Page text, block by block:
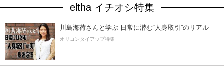
eltha イチオシ特集
川島海荷さんと学ぶ 日常に潜む“人身取引”のリアル
オリコンタイアップ特集